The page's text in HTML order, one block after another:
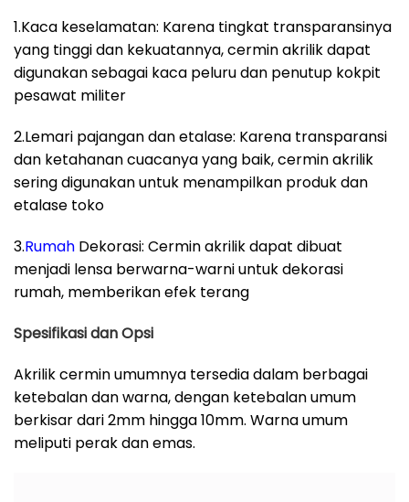
1.Kaca keselamatan: Karena tingkat transparansinya
yang tinggi dan kekuatannya, cermin akrilik dapat
digunakan sebagai kaca peluru dan penutup kokpit
pesawat militer
2.Lemari pajangan dan etalase: Karena transparansi
dan ketahanan cuacanya yang baik, cermin akrilik
sering digunakan untuk menampilkan produk dan
etalase toko
3.Rumah Dekorasi: Cermin akrilik dapat dibuat
menjadi lensa berwarna-warni untuk dekorasi
rumah, memberikan efek terang
Spesifikasi dan Opsi
Akrilik cermin umumnya tersedia dalam berbagai
ketebalan dan warna, dengan ketebalan umum
berkisar dari 2mm hingga 10mm. Warna umum
meliputi perak dan emas.